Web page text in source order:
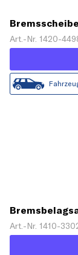
Bremsscheibe
Art.-Nr. 1420-
Art.-Nr. 1410-